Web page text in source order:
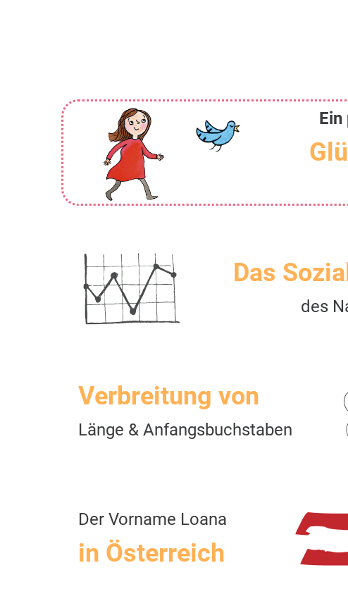
Das
des
Verbreitung von
Länge & Anfangsbuchstaben
Der Vorname Loana
in Österreich